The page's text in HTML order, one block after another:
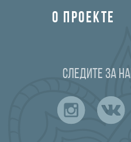
О ПРОЕКТЕ
Следите за